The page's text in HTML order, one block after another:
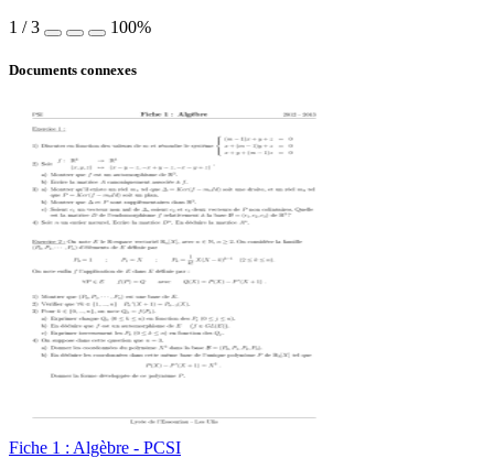
1 /3 100%
Documents connexes
Fiche 1 : Algèbre - PCSI